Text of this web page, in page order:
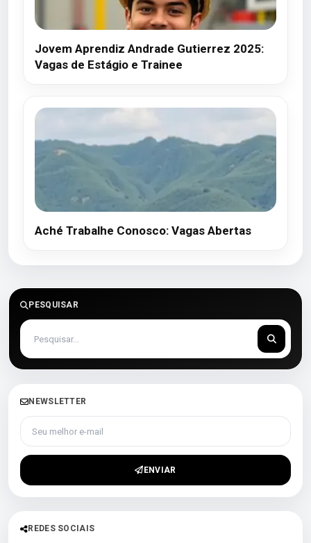
Jovem Aprendiz Andrade Gutierrez 2025:
Vagas de Estágio e Trainee
Aché Trabalhe Conosco: Vagas Abertas
PESQUISAR
NEWSLETTER
Seu melhor e-mail
ENVIAR
REDES SOCIAIS